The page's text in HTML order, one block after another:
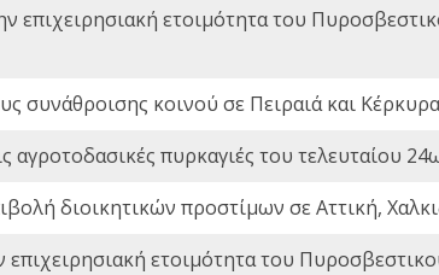
επιχειρησιακή ετοιμότητα του
συνάθροισης κοινού σε Πειραιά και Κέρκυρα
αγροτοδασικές πυρκαγιές του
διοικητικών προστίμων σε Αττική,
επιχειρησιακή ετοιμότητα του